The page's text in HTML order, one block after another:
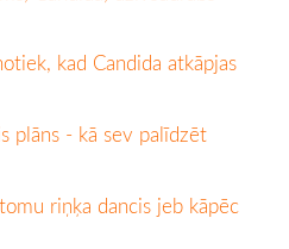
kad Candida atkāpjas
plāns - kā sev palīdzēt
riņķa dancis jeb kāpēc